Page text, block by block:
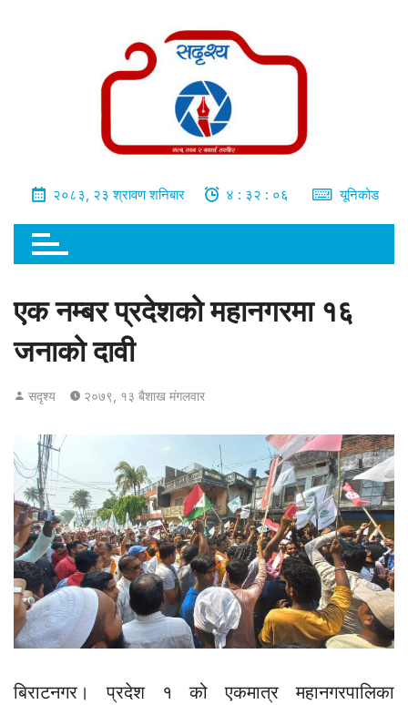
२०८३, २३ श्रावण शनिबार ४ : ३२ : ०७ यूनिकोड
एक नम्बर प्रदेशको महानगरमा १६
जनाको दावी
सदृश्य २०७९, १३ बैशाख मंगलवार
बिराटनगर। प्रदेश १ को एकमात्र महानगरपालिका